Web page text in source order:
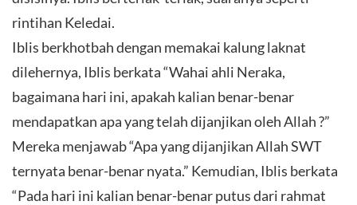
rintihan Keledai.
Iblis berkhotbah dengan memakai kalung laknat
dilehernya, Iblis berkata “Wahai ahli Neraka,
bagaimana hari ini, apakah kalian benar-benar
mendapatkan apa yang telah dijanjikan oleh Allah ?”
Mereka menjawab “Apa yang dijanjikan Allah SWT
ternyata benar-benar nyata.” Kemudian, Iblis berkata
“Pada hari ini kalian benar-benar putus dari rahmat